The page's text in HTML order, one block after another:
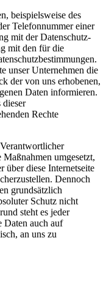
beispielsweise des
Telefonnummer einer
mit der Datenschutz-
mit den für die
unser Unternehmen die
der von uns erhobenen,
Daten informieren.
dieser
Rechte
umgesetzt,
über diese Internetseite
Dennoch
grundsätzlich
Schutz nicht
steht es jeder
Daten auch auf
an uns zu